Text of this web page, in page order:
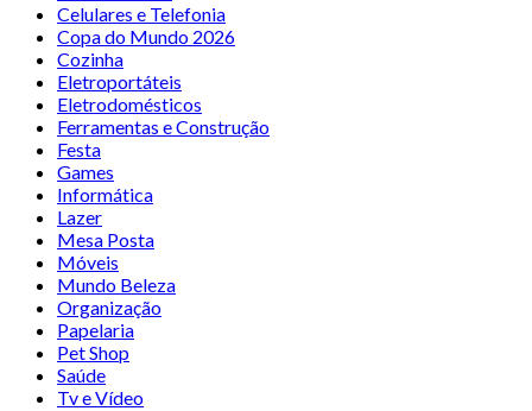
Celulares e Telefonia
Copa do Mundo 2026
Cozinha
Eletroportáteis
Eletrodomésticos
Ferramentas e Construção
Festa
Games
Informática
Lazer
Mesa Posta
Móveis
Mundo Beleza
Organização
Papelaria
Pet Shop
Saúde
Tv e Vídeo